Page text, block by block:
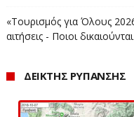
«Τουρισμός για Όλους
αιτήσεις - Ποιοι
ΔΕΙΚΤΗΣ ΡΥΠΑΝΣΗΣ